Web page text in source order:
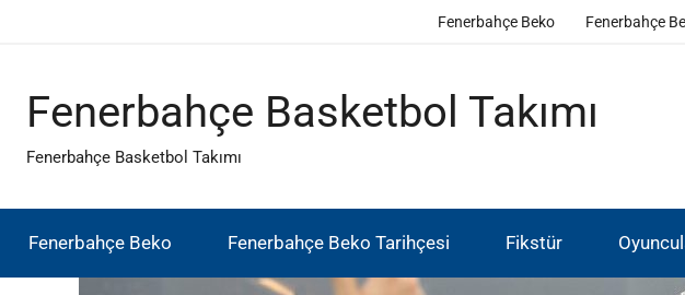
Fenerbahçe Beko Fenerbahçe
Fenerbahçe Basketbol Takımı
Fenerbahçe Basketbol Takımı
Fenerbahçe Beko Fenerbahçe Beko Tarihçesi Fikstür